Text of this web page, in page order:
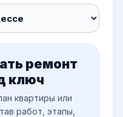
ремонт
ключ
квартиры или
работ, этапы,